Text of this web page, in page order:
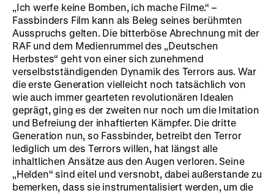
„Ich werfe keine Bomben, ich mache Filme.“ –
Fassbinders Film kann als Beleg seines berühmten
Ausspruchs gelten. Die bitterböse Abrechnung mit der
RAF und dem Medienrummel des „Deutschen
Herbstes“ geht von einer sich zunehmend
verselbstständigenden Dynamik des Terrors aus. War
die erste Generation vielleicht noch tatsächlich von
wie auch immer gearteten revolutionären Idealen
geprägt, ging es der zweiten nur noch um die Imitation
und Befreiung der inhaftierten Kämpfer. Die dritte
Generation nun, so Fassbinder, betreibt den Terror
lediglich um des Terrors willen, hat längst alle
inhaltlichen Ansätze aus den Augen verloren. Seine
„Helden“ sind eitel und versnobt, dabei außerstande zu
bemerken, dass sie instrumentalisiert werden, um die